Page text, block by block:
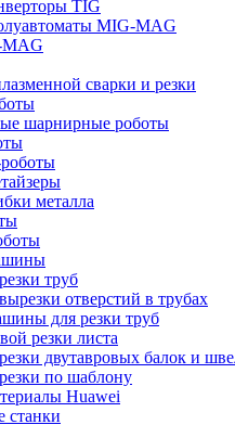
TIG
MIG-MAG
MAG
сварки и резки
шарнирные роботы
металла
труб
отверстий в трубах
для резки труб
резки листа
двутавровых балок и
по шаблону
Huawei
станки